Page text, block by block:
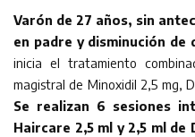
Varón de 27 años, sin
en padre y disminución de
inicia el tratamiento
magistral de Minoxidil 2,5 mg,
Se realizan 6 sesiones
Haircare 2,5 ml y 2,5 ml